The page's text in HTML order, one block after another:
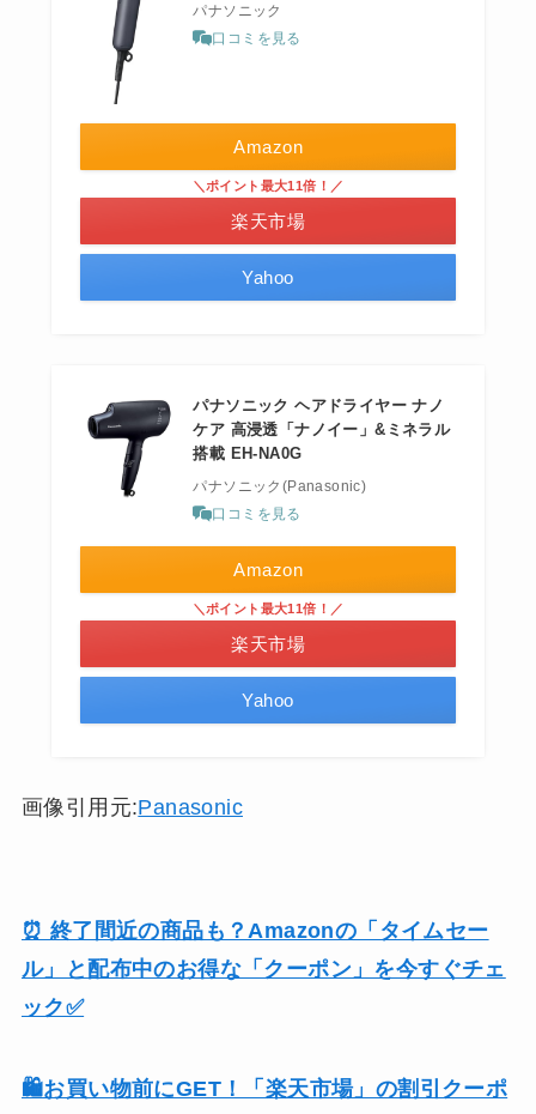
パナソニック
口コミを見る
Amazon
＼ポイント最大11倍！／
楽天市場
Yahoo
パナソニック ヘアドライヤー ナノ
ケア 高浸透「ナノイー」&ミネラル
搭載 EH-NA0G
パナソニック(Panasonic)
口コミを見る
Amazon
＼ポイント最大11倍！／
楽天市場
Yahoo
画像引用元:Panasonic
⏰ 終了間近の商品も？Amazonの「タイムセー
ル」と配布中のお得な「クーポン」を今すぐチェ
ック✅
🛍️お買い物前にGET！「楽天市場」の割引クーポ